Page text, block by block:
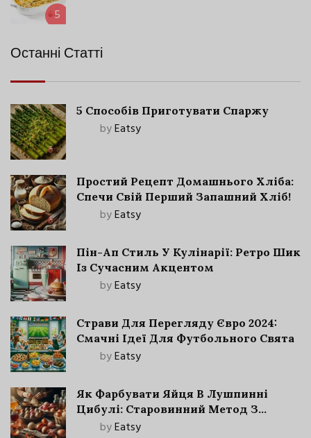
5
Останні Статті
5 Способів Приготувати Спаржу
byEatsy
Простий Рецепт Домашнього Хліба:
Спечи Свій Перший Запашний Хліб!
byEatsy
Пін-Ап Стиль У Кулінарії: Ретро Шик
Із Сучасним Акцентом
byEatsy
Страви Для Перегляду Євро 2024:
Смачні Ідеї Для Футбольного Свята
byEatsy
Як Фарбувати Яйця В Лушпинні
Цибулі: Старовинний Метод З
Сучасними Нюансами
byEatsy